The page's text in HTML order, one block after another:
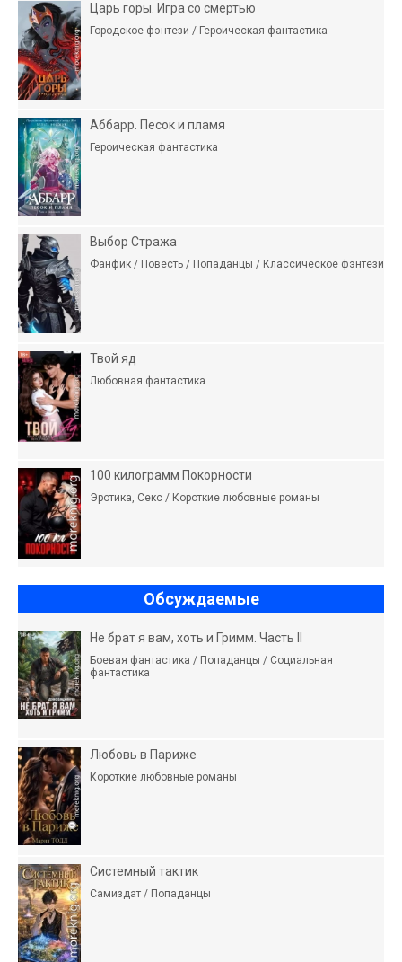
Царь горы. Игра со смертью
Городское фэнтези / Героическая фантастика
Аббарр. Песок и пламя
Героическая фантастика
Выбор Стража
Фанфик / Повесть / Попаданцы / Классическое фэнтези
Твой яд
Любовная фантастика
100 килограмм Покорности
Эротика, Секс / Короткие любовные романы
Обсуждаемые
Не брат я вам, хоть и Гримм. Часть II
Боевая фантастика / Попаданцы / Социальная
фантастика
Любовь в Париже
Короткие любовные романы
Системный тактик
Самиздат / Попаданцы